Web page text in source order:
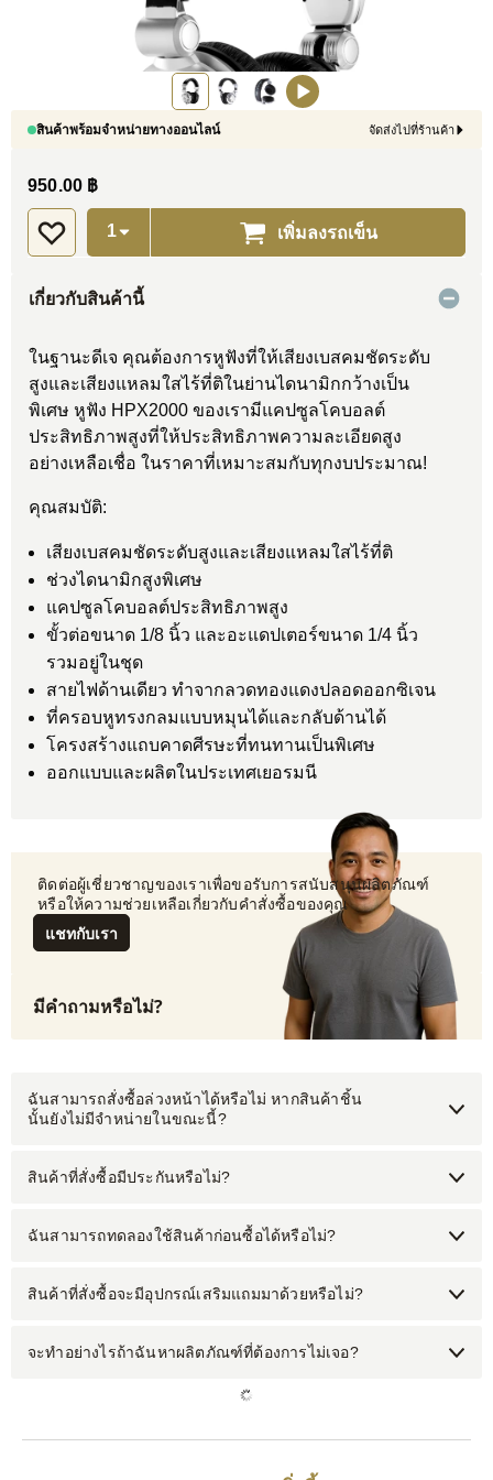
สินค้าพร้อมจำหน่ายทางออนไลน์ จัดส่งไปที่ร้านค้า
950.00 ฿
เพิ่มลงรถเข็น
เกี่ยวกับสินค้านี้
ในฐานะดีเจ คุณต้องการหูฟังที่ให้เสียงเบสคมชัดระดับ
สูงและเสียงแหลมใสไร้ที่ติในย่านไดนามิกกว้างเป็น
พิเศษ หูฟัง HPX2000 ของเรามีแคปซูลโคบอลต์
ประสิทธิภาพสูงที่ให้ประสิทธิภาพความละเอียดสูง
อย่างเหลือเชื่อ ในราคาที่เหมาะสมกับทุกงบประมาณ!
คุณสมบัติ:
เสียงเบสคมชัดระดับสูงและเสียงแหลมใสไร้ที่ติ
ช่วงไดนามิกสูงพิเศษ
แคปซูลโคบอลต์ประสิทธิภาพสูง
ขั้วต่อขนาด 1/8 นิ้ว และอะแดปเตอร์ขนาด 1/4 นิ้ว
รวมอยู่ในชุด
สายไฟด้านเดียว ทำจากลวดทองแดงปลอดออกซิเจน
ที่ครอบหูทรงกลมแบบหมุนได้และกลับด้านได้
โครงสร้างแถบคาดศีรษะที่ทนทานเป็นพิเศษ
ออกแบบและผลิตในประเทศเยอรมนี
มีคำถามหรือไม่?
ติดต่อผู้เชี่ยวชาญของเราเพื่อขอรับการสนับสนุนผลิตภัณฑ์
หรือให้ความช่วยเหลือเกี่ยวกับคำสั่งซื้อของคุณ
แชทกับเรา
ฉันสามารถสั่งซื้อล่วงหน้าได้หรือไม่ หากสินค้าชิ้น
นั้นยังไม่มีจำหน่ายในขณะนี้?
สินค้าที่สั่งซื้อมีประกันหรือไม่?
ฉันสามารถทดลองใช้สินค้าก่อนซื้อได้หรือไม่?
สินค้าที่สั่งซื้อจะมีอุปกรณ์เสริมแถมมาด้วยหรือไม่?
จะทำอย่างไรถ้าฉันหาผลิตภัณฑ์ที่ต้องการไม่เจอ?